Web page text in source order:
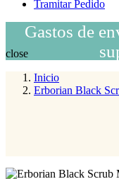
Tramitar Pedido
Gastos de
close
Inicio
Erborian Black